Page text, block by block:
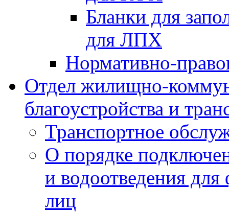
Бланки для
для ЛПХ
Нормативно-
Отдел жилищно-
благоустройства и
Транспортное
О порядке
и водоотведения
лиц